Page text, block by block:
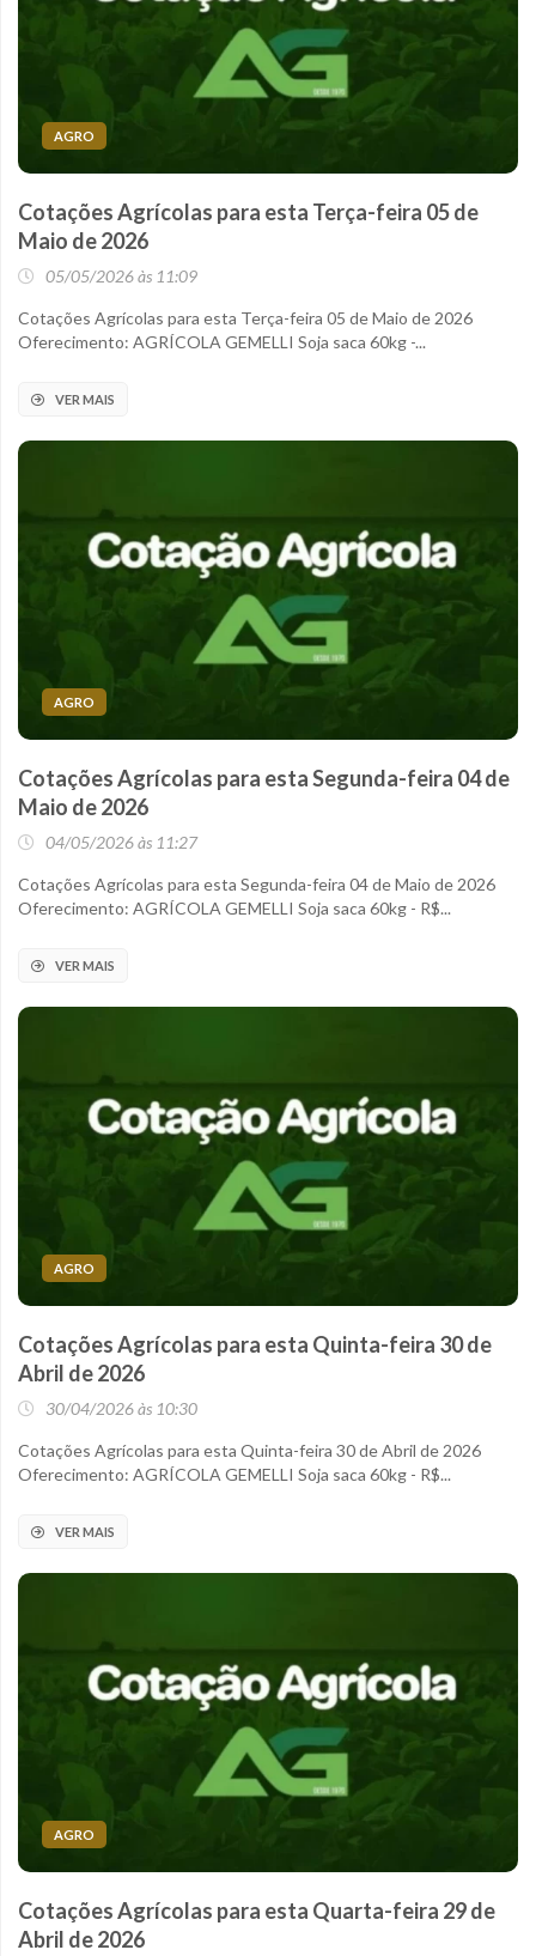
AGRO
Cotações Agrícolas para esta Terça-feira 05 de
Maio de 2026
05/05/2026 às 11:09
Cotações Agrícolas para esta Terça-feira 05 de Maio de 2026
Oferecimento: AGRÍCOLA GEMELLI Soja saca 60kg -...
VER MAIS
AGRO
Cotações Agrícolas para esta Segunda-feira 04 de
Maio de 2026
04/05/2026 às 11:27
Cotações Agrícolas para esta Segunda-feira 04 de Maio de 2026
Oferecimento: AGRÍCOLA GEMELLI Soja saca 60kg - R$...
VER MAIS
AGRO
Cotações Agrícolas para esta Quinta-feira 30 de
Abril de 2026
30/04/2026 às 10:30
Cotações Agrícolas para esta Quinta-feira 30 de Abril de 2026
Oferecimento: AGRÍCOLA GEMELLI Soja saca 60kg - R$...
VER MAIS
AGRO
Cotações Agrícolas para esta Quarta-feira 29 de
Abril de 2026